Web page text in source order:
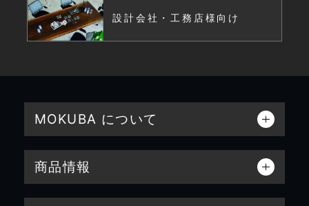
設計会社・工務店様向け
MOKUBA について
商品情報